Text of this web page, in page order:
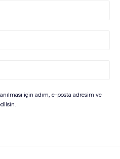
için adım, e-posta adresim ve